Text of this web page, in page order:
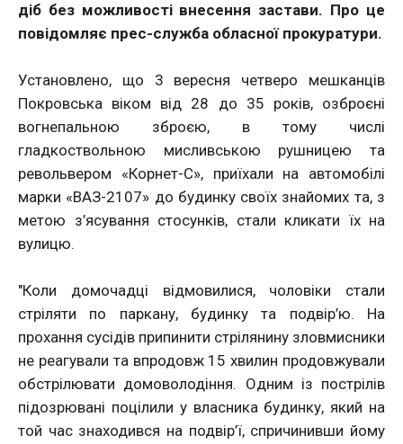
діб без можливості внесення застави. Про це
повідомляє прес-служба обласної прокуратури.
Установлено, що 3 вересня четверо мешканців
Покровська віком від 28 до 35 років, озброєні
вогнепальною зброєю, в тому числі
гладкоствольною мисливською рушницею та
револьвером «Корнет-С», приїхали на автомобілі
марки «ВАЗ-2107» до будинку своїх знайомих та, з
метою з’ясування стосунків, стали кликати їх на
вулицю.
"Коли домочадці відмовилися, чоловіки стали
стріляти по паркану, будинку та подвір’ю. На
прохання сусідів припинити стрілянину зловмисники
не реагували та впродовж 15 хвилин продовжували
обстрілювати домоволодіння. Одним із пострілів
підозрювані поцілили у власника будинку, який на
той час знаходився на подвір’ї, спричинивши йому